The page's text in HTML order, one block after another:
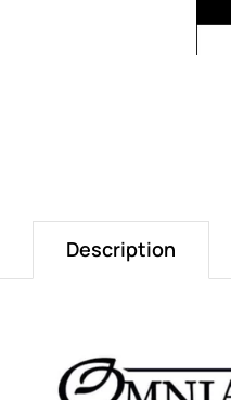
Description